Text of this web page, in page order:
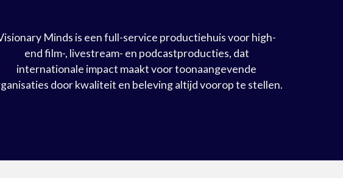
Minds is een full-service productiehuis voor high-
end film-, livestream- en podcastproducties, dat
internationale impact maakt voor toonaangevende
door kwaliteit en beleving altijd voorop te stellen.